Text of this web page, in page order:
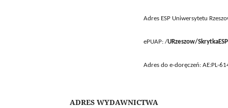
Adres ESP Uniwersytetu
ePUAP: /URzeszow/SkrytkaESP
Adres do e-doręczeń: AE:PL-
ADRES WYDAWNICTWA